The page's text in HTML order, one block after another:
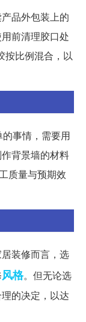
品外包装上的
前清理胶口处
按比例混合，以
事情，需要用
背景墙的材料
质量与预期效
装修而言，选
风格。但无论选
的决定，以达